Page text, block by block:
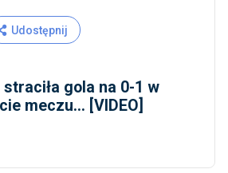
Udostępnij
gola na 0-1 w
meczu... [VIDEO]